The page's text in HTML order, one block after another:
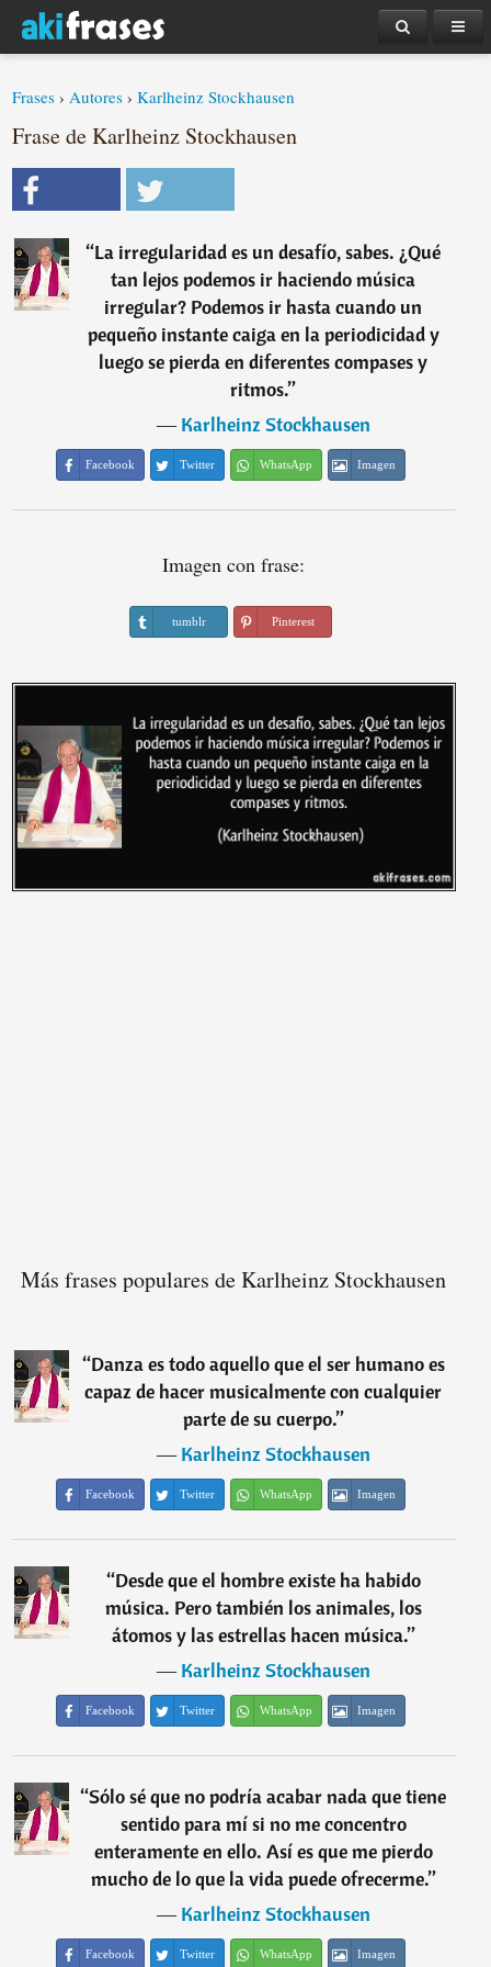
Frases ›Autores ›Karlheinz Stockhausen
Frase de Karlheinz Stockhausen
“La irregularidad es un desafío, sabes. ¿Qué
tan lejos podemos ir haciendo música
irregular? Podemos ir hasta cuando un
pequeño instante caiga en la periodicidad y
luego se pierda en diferentes compases y
ritmos.”
―Karlheinz Stockhausen
Facebook Twitter WhatsApp Imagen
Imagen con frase:
tumblr Pinterest
Más frases populares de Karlheinz Stockhausen
“Danza es todo aquello que el ser humano es
capaz de hacer musicalmente con cualquier
parte de su cuerpo.”
―Karlheinz Stockhausen
Facebook Twitter WhatsApp Imagen
“Desde que el hombre existe ha habido
música. Pero también los animales, los
átomos y las estrellas hacen música.”
―Karlheinz Stockhausen
Facebook Twitter WhatsApp Imagen
“Sólo sé que no podría acabar nada que tiene
sentido para mí si no me concentro
enteramente en ello. Así es que me pierdo
mucho de lo que la vida puede ofrecerme.”
―Karlheinz Stockhausen
Facebook Twitter WhatsApp Imagen